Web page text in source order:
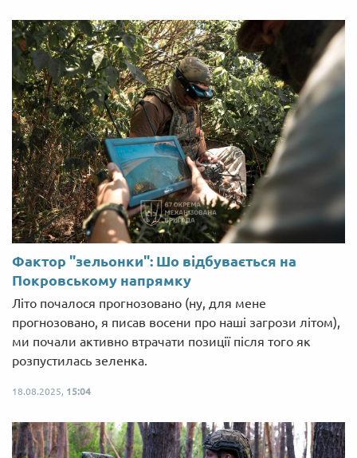
Фактор "зельонки": Шо відбувається на
Покровському напрямку
Літо почалося прогнозовано (ну, для мене
прогнозовано, я писав восени про наші загрози літом),
ми почали активно втрачати позиції після того як
розпустилась зеленка.
18.08.2025, 15:04